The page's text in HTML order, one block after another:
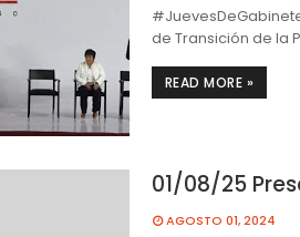
de Transición de la
READ MORE »
01/08/25
AGOSTO 01, 2024